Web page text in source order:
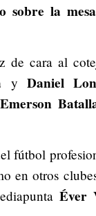
sobre la
de cara al
y Daniel
Emerson
fútbol
en otros
Éver